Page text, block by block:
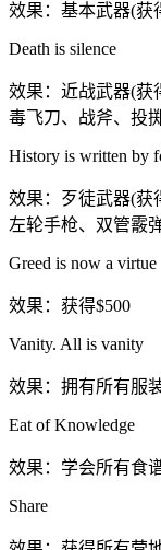
效果：基本武器(获
Death is silence
效果：近战武器(
毒飞刀、战斧、投
History is written by
效果：歹徒武器(获
左轮手枪、双管霰
Greed is now a virtue
效果：获得$500
Vanity. All is vanity
效果：拥有所有服
Eat of Knowledge
效果：学会所有食
Share